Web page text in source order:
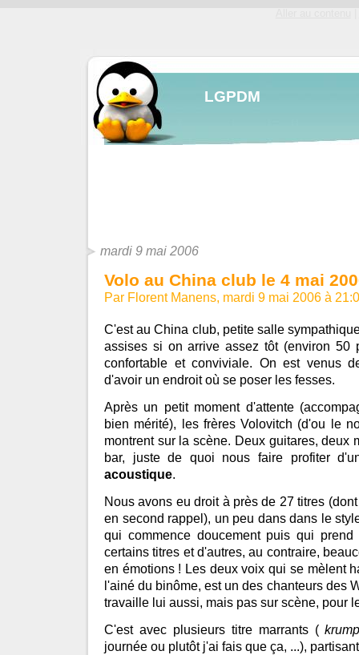
LGPDM
mardi 9 mai 2006
Volo au China club le 4 mai
Par Florent Manens, mardi 9 mai 2006 à
C'est au China club, petite salle
assises si on arrive assez tôt (environ 50
confortable et conviviale. On est venus
d'avoir un endroit où se poser les fesses.
Après un petit moment d'attente
bien mérité), les frères Volovitch (d'ou le
montrent sur la scène. Deux guitares, deux
bar, juste de quoi nous faire profiter
acoustique.
Nous avons eu droit à près de 27 titres
en second rappel), un peu dans dans le
qui commence doucement puis qui
certains titres et d'autres, au contraire,
en émotions ! Les deux voix qui se mèlent
l'ainé du binôme, est un des chanteurs des
travaille lui aussi, mais pas sur scène, pour
C'est avec plusieurs titre marrants (
journée ou plutôt j'ai fais que ça, ...),